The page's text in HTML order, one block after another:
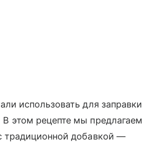
использовать для заправки
этом рецепте мы предлагаем
традиционной добавкой —